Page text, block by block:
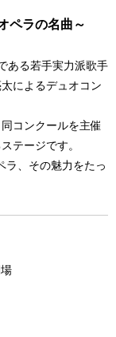
ペラの名曲～
ある若手実力派歌手
によるデュオコン
コンクールを主催
テージです。
ラ、その魅力をたっ